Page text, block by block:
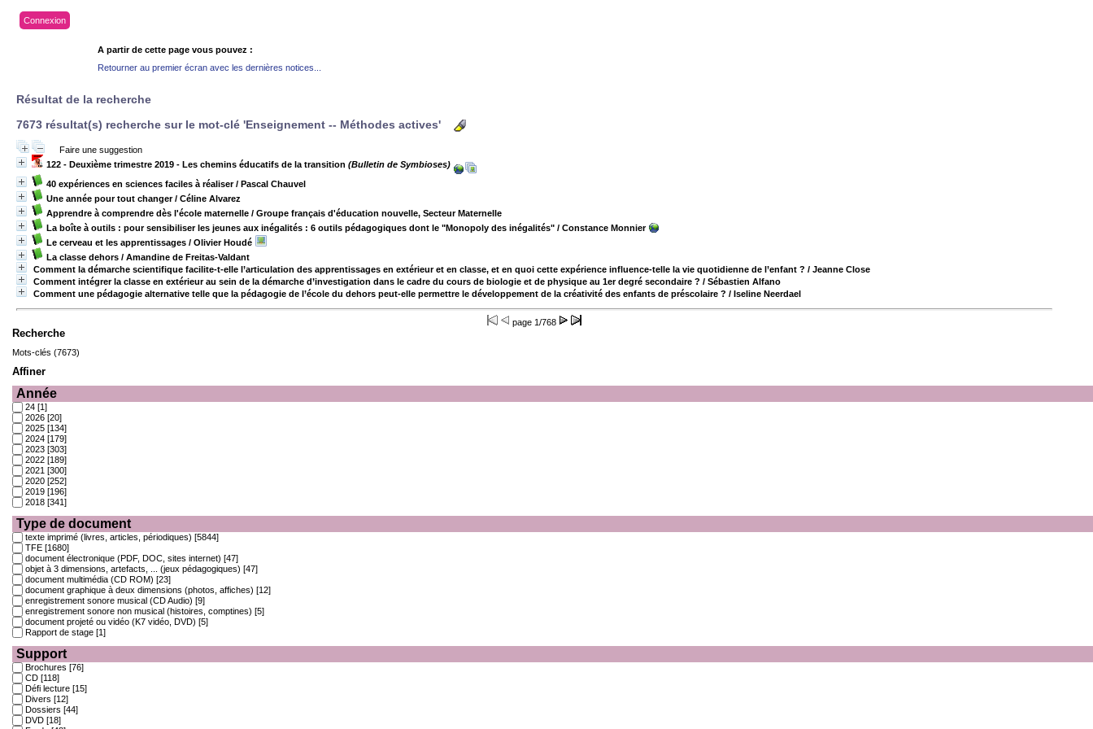
Connexion
A partir de cette page vous pouvez :
Retourner au premier écran avec les dernières notices...
Résultat de la recherche
7673 résultat(s) recherche sur le mot-clé 'Enseignement -- Méthodes actives'
Faire une suggestion
122 - Deuxième trimestre 2019 - Les chemins éducatifs de la transition (Bulletin de Symbioses)
40 expériences en sciences faciles à réaliser/ Pascal Chauvel
Une année pour tout changer/ Céline Alvarez
Apprendre à comprendre dès l'école maternelle / Groupe français d'éducation nouvelle, Secteur Maternelle
La boîte à outils : pour sensibiliser les jeunes aux inégalités : 6 outils pédagogiques dont le "Monopoly des inégalités" / Constance Monnier
Le cerveau et les apprentissages / Olivier Houdé
La classe dehors / Amandine de Freitas-Valdant
Comment la démarche scientifique facilite-t-elle l’articulation des apprentissages en extérieur et en classe, et en quoi cette expérience influence-telle la vie quotidienne de l’enfant ? / Jeanne Close
Comment intégrer la classe en extérieur au sein de la démarche d’investigation dans le cadre du cours de biologie et de physique au 1er degré secondaire ? / Sébastien Alfano
Comment une pédagogie alternative telle que la pédagogie de l’école du dehors peut-elle permettre le développement de la créativité des enfants de préscolaire ? / Iseline Neerdael
page 1/768
Recherche
Mots-clés (7673)
Affiner
Année
24 [1]
2026 [20]
2025 [134]
2024 [179]
2023 [303]
2022 [189]
2021 [300]
2020 [252]
2019 [196]
2018 [341]
Type de document
texte imprimé (livres, articles, périodiques) [5844]
TFE [1680]
document électronique (PDF, DOC, sites internet) [47]
objet à 3 dimensions, artefacts, ... (jeux pédagogiques) [47]
document multimédia (CD ROM) [23]
document graphique à deux dimensions (photos, affiches) [12]
enregistrement sonore musical (CD Audio) [9]
enregistrement sonore non musical (histoires, comptines) [5]
document projeté ou vidéo (K7 vidéo, DVD) [5]
Rapport de stage [1]
Support
Brochures [76]
CD [118]
Défi lecture [15]
Divers [12]
Dossiers [44]
DVD [18]